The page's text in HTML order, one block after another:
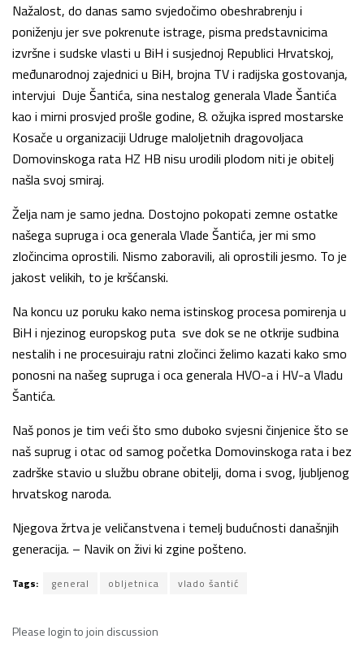
Nažalost, do danas samo svjedočimo obeshrabrenju i
poniženju jer sve pokrenute istrage, pisma predstavnicima
izvršne i sudske vlasti u BiH i susjednoj Republici Hrvatskoj,
međunarodnoj zajednici u BiH, brojna TV i radijska gostovanja,
intervjui Duje Šantića, sina nestalog generala Vlade Šantića
kao i mirni prosvjed prošle godine, 8. ožujka ispred mostarske
Kosače u organizaciji Udruge maloljetnih dragovoljaca
Domovinskoga rata HZ HB nisu urodili plodom niti je obitelj
našla svoj smiraj.
Želja nam je samo jedna. Dostojno pokopati zemne ostatke
našega supruga i oca generala Vlade Šantića, jer mi smo
zločincima oprostili. Nismo zaboravili, ali oprostili jesmo. To je
jakost velikih, to je kršćanski.
Na koncu uz poruku kako nema istinskog procesa pomirenja u
BiH i njezinog europskog puta sve dok se ne otkrije sudbina
nestalih i ne procesuiraju ratni zločinci želimo kazati kako smo
ponosni na našeg supruga i oca generala HVO-a i HV-a Vladu
Šantića.
Naš ponos je tim veći što smo duboko svjesni činjenice što se
naš suprug i otac od samog početka Domovinskoga rata i bez
zadrške stavio u službu obrane obitelji, doma i svog, ljubljenog
hrvatskog naroda.
Njegova žrtva je veličanstvena i temelj budućnosti današnjih
generacija. – Navik on živi ki zgine pošteno.
Tags: general obljetnica vlado šantić
Please loginto join discussion